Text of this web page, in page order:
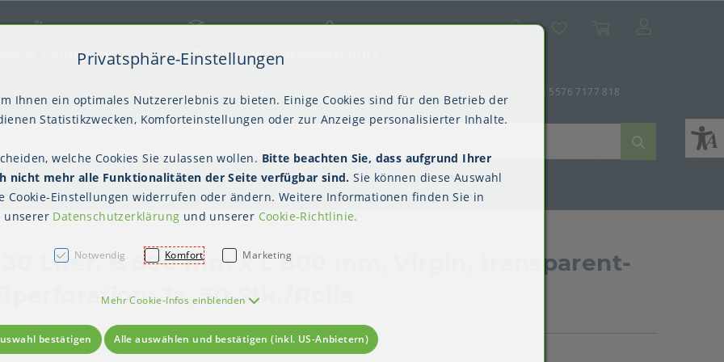
Tisch Gastroverpackungen Küchenbedarf Hygiene & Reinigung
& Reinigung
(PSA) Hygienepapiere Waschraumhygiene Kimberly-Clark™
Versand & Logistik
Palettensicherung Polstern & Kennzeichnen Versandverpackungen
Arbeitsschutz
Einweghauben Mundschutz Schutzkleidung Überschuhe
SucheWunschliste
+43 5576 7177 818
30 Liter, B 500 mm x L 600 mm, Virgin, transparent-
Ja, 50 Stk./Rolle
Privatsphäre-Einstellungen
Ihnen ein optimales Nutzererlebnis zu bieten. Einige Cookies sind für den Betrieb der
Statistikzwecken, Komforteinstellungen oder zur Anzeige personalisierter Inhalte.
welche Cookies Sie zulassen wollen. Bitte beachten Sie, dass aufgrund Ihrer
nicht mehr alle Funktionalitäten der Seite verfügbar sind. Sie können diese Auswahl
Cookie-Einstellungen widerrufen oder ändern. Weitere Informationen finden Sie in
unserer Datenschutzerklärung und unserer Cookie-Richtlinie.
Notwendig Komfort Marketing
Mehr Cookie-Infos einblenden
bestätigen Alle auswählen und bestätigen (inkl. US-Anbietern)